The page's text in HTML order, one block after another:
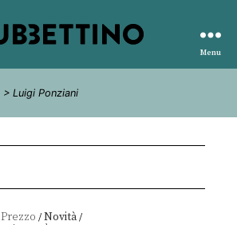
editore
Menu
> Luigi Ponziani
Prezzo /Novità/